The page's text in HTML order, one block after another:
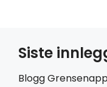
Siste
Blogg